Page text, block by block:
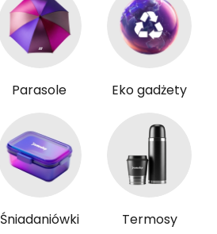
Parasole Eko gadżety
Śniadaniówki Termosy